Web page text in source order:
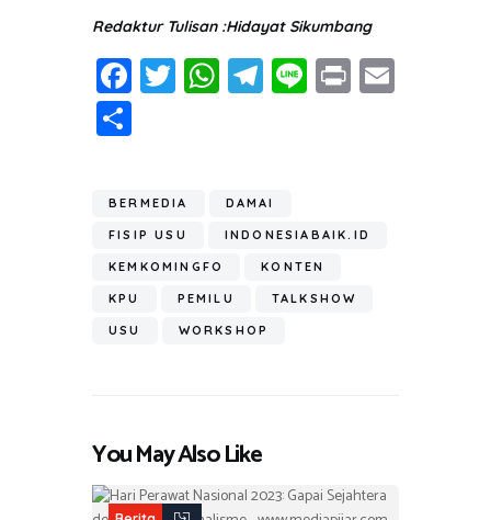
Redaktur Tulisan :Hidayat Sikumbang
Fa
ce
ok
T
wi
W
h
A
p
p
T
el
a
m
Li
n
Pr
in
ar
e
BERMEDIA DAMAI
FISIP USU INDONESIABAIK.ID
KEMKOMINGFO KONTEN
KPU PEMILU TALKSHOW
USU WORKSHOP
You May Also Like